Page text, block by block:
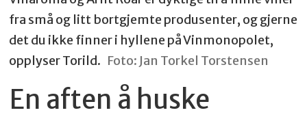
fra små og litt bortgjemte produsenter, og gjerne
det du ikke finner i hyllene på Vinmonopolet,
opplyser Torild. Foto: Jan Torkel Torstensen
En aften å huske